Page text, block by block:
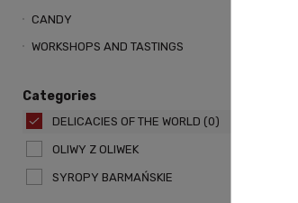
CANDY
WORKSHOPS AND TASTINGS
Categories
DELICACIES OF THE WORLD (0)
OLIWY Z OLIWEK
SYROPY BARMAŃSKIE